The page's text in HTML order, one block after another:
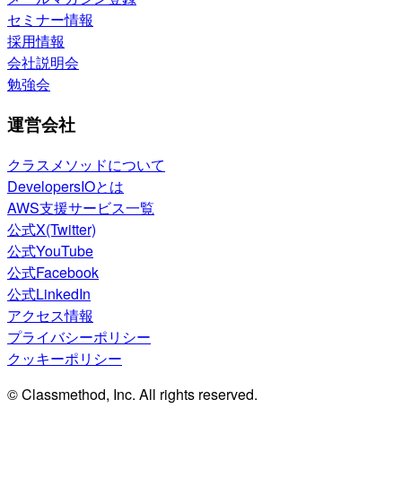
セミナー情報
採用情報
会社説明会
勉強会
運営会社
クラスメソッドについて
DevelopersIOとは
AWS支援サービス一覧
公式X(Twitter)
公式YouTube
公式Facebook
公式LinkedIn
アクセス情報
プライバシーポリシー
クッキーポリシー
© Classmethod, Inc. All rights reserved.